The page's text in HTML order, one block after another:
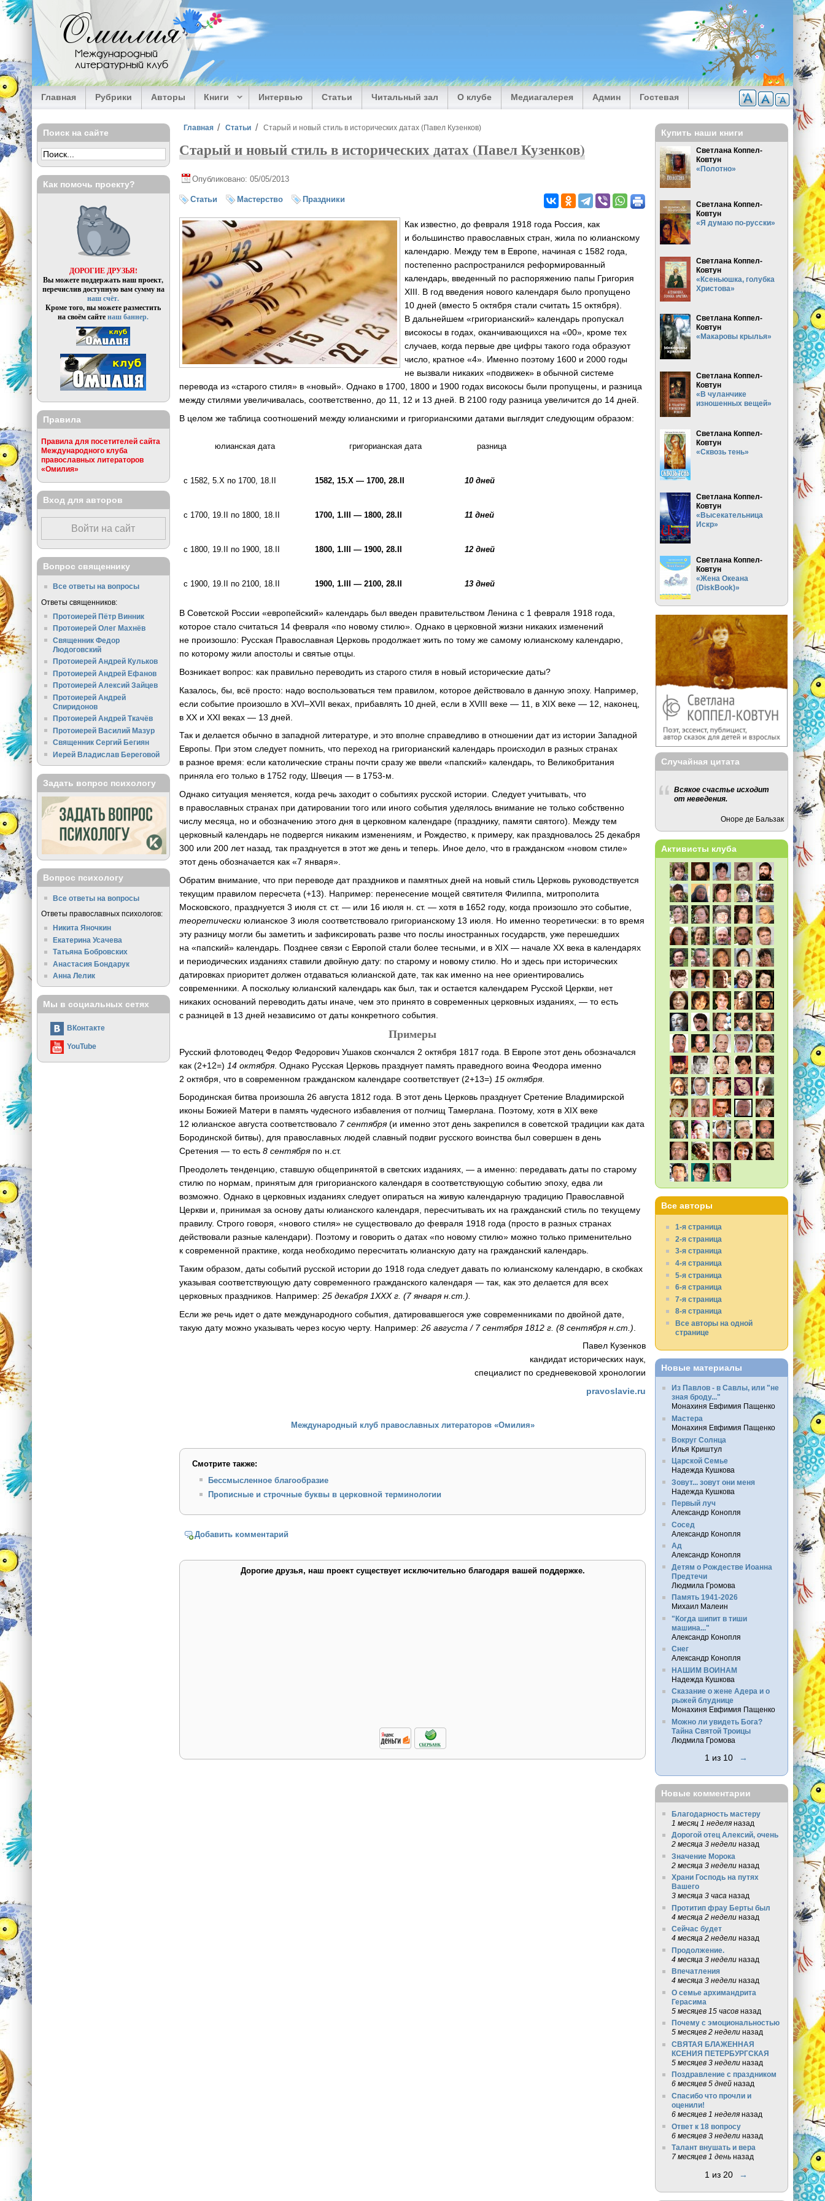
Перейти к основному содержанию
Омилия
Международный
литературный клуб
Главная Рубрики Авторы Книги Интервью Статьи Читальный зал О клубе Медиагалерея Админ Гостевая
Вы здесь
Главная Статьи Старый и новый стиль в исторических датах (Павел Кузенков)
Старый и новый стиль в исторических датах (Павел Кузенков)
Опубликовано: 05/05/2013
Статьи Мастерство Праздники
Как известно, до февраля 1918 года Россия, как
и большинство православных стран, жила по юлианскому
календарю. Между тем в Европе, начиная с 1582 года,
постепенно распространился реформированный
календарь, введенный по распоряжению папы Григория
XIII. В год введения нового календаря было пропущено
10 дней (вместо 5 октября стали считать 15 октября).
В дальнейшем «григорианский» календарь пропускал
високосы в годах, оканчивающихся на «00», кроме тех
случаев, когда первые две цифры такого года образуют
число, кратное «4». Именно поэтому 1600 и 2000 годы
не вызвали никаких «подвижек» в обычной системе
перевода из «старого стиля» в «новый». Однако в 1700, 1800 и 1900 годах високосы были пропущены, и разница
между стилями увеличивалась, соответственно, до 11, 12 и 13 дней. В 2100 году разница увеличится до 14 дней.
В целом же таблица соотношений между юлианскими и григорианскими датами выглядит следующим образом:
юлианская дата григорианская дата разница
с 1582, 5.X по 1700, 18.II 1582, 15.X — 1700, 28.II 10 дней
с 1700, 19.II по 1800, 18.II 1700, 1.III — 1800, 28.II 11 дней
с 1800, 19.II по 1900, 18.II 1800, 1.III — 1900, 28.II 12 дней
с 1900, 19.II по 2100, 18.II 1900, 1.III — 2100, 28.II 13 дней
В Советской России «европейский» календарь был введен правительством Ленина с 1 февраля 1918 года,
которое стало считаться 14 февраля «по новому стилю». Однако в церковной жизни никаких изменений
не произошло: Русская Православная Церковь продолжает жить по тому же самому юлианскому календарю,
по которому жили апостолы и святые отцы.
Возникает вопрос: как правильно переводить из старого стиля в новый исторические даты?
Казалось, бы, всё просто: надо воспользоваться тем правилом, которое действовало в данную эпоху. Например,
если событие произошло в XVI–XVII веках, прибавлять 10 дней, если в XVIII веке — 11, в XIX веке — 12, наконец,
в XX и XXI веках — 13 дней.
Так и делается обычно в западной литературе, и это вполне справедливо в отношении дат из истории Западной
Европы. При этом следует помнить, что переход на григорианский календарь происходил в разных странах
в разное время: если католические страны почти сразу же ввели «папский» календарь, то Великобритания
приняла его только в 1752 году, Швеция — в 1753-м.
Однако ситуация меняется, когда речь заходит о событиях русской истории. Следует учитывать, что
в православных странах при датировании того или иного события уделялось внимание не только собственно
числу месяца, но и обозначению этого дня в церковном календаре (празднику, памяти святого). Между тем
церковный календарь не подвергся никаким изменениям, и Рождество, к примеру, как праздновалось 25 декабря
300 или 200 лет назад, так празднуется в этот же день и теперь. Иное дело, что в гражданском «новом стиле»
этот день обозначается как «7 января».
Обратим внимание, что при переводе дат праздников и памятных дней на новый стиль Церковь руководствуется
текущим правилом пересчета (+13). Например: перенесение мощей святителя Филиппа, митрополита
Московского, празднуется 3 июля ст. ст. — или 16 июля н. ст. — хотя в 1652 году, когда произошло это событие,
теоретически юлианское 3 июля соответствовало григорианскому 13 июля. Но именно теоретически: в то время
эту разницу могли бы заметить и зафиксировать разве что послы иностранных государств, уже перешедших
на «папский» календарь. Позднее связи с Европой стали более тесными, и в XIX — начале XX века в календарях
и периодических изданиях ставили двойную дату: по старому и новому стилю. Но и здесь при исторических
датировках приоритет должен отдаваться юлианской дате, так как именно на нее ориентировались
современники. А поскольку юлианский календарь как был, так и остается календарем Русской Церкви, нет
никаких оснований переводить даты иначе, чем это принято в современных церковных изданиях, — то есть
с разницей в 13 дней независимо от даты конкретного события.
Примеры
Русский флотоводец Федор Федорович Ушаков скончался 2 октября 1817 года. В Европе этот день обозначался
как (2+12=) 14 октября. Однако Русская Церковь празднует память праведного воина Феодора именно
2 октября, что в современном гражданском календаре соответствует (2+13=) 15 октября.
Бородинская битва произошла 26 августа 1812 года. В этот день Церковь празднует Сретение Владимирской
иконы Божией Матери в память чудесного избавления от полчищ Тамерлана. Поэтому, хотя в XIX веке
12 юлианское августа соответствовало 7 сентября(и именно этот день закрепился в советской традиции как дата
Бородинской битвы), для православных людей славный подвиг русского воинства был совершен в день
Сретения — то есть8 сентябряпо н.ст.
Преодолеть тенденцию, ставшую общепринятой в светских изданиях, — а именно: передавать даты по старому
стилю по нормам, принятым для григорианского календаря в соответствующую событию эпоху, едва ли
возможно. Однако в церковных изданиях следует опираться на живую календарную традицию Православной
Церкви и, принимая за основу даты юлианского календаря, пересчитывать их на гражданский стиль по текущему
правилу. Строго говоря, «нового стиля» не существовало до февраля 1918 года (просто в разных странах
действовали разные календари). Поэтому и говорить о датах «по новому стилю» можно только применительно
к современной практике, когда необходимо пересчитать юлианскую дату на гражданский календарь.
Таким образом, даты событий русской истории до 1918 года следует давать по юлианскому календарю, в скобках
указывая соответствующую дату современного гражданского календаря — так, как это делается для всех
церковных праздников. Например:25 декабря 1XXX г. (7 января н.ст.).
Если же речь идет о дате международного события, датировавшегося уже современниками по двойной дате,
такую дату можно указывать через косую черту. Например:26 августа / 7 сентября 1812 г. (8 сентября н.ст.)
Павел Кузенков
кандидат исторических наук,
специалист по средневековой хронологии
pravoslavie.ru
Международный клуб православных литераторов «Омилия»
Смотрите также:
Бессмысленное благообразие
Прописные и строчные буквы в церковной терминологии
Добавить комментарий
Дорогие друзья, наш проект существует исключительно благодаря вашей поддержке.
Поиск на сайте
Как помочь проекту?
ДОРОГИЕ ДРУЗЬЯ!
Вы можете поддержать наш проект,
перечислив доступную вам сумму на
наш счёт.
Кроме того, вы можете разместить
на своём сайтенаш баннер.
Правила
Правила для посетителей сайта
Международного клуба
православных литераторов
«Омилия»
Вход для авторов
Войти на сайт
Вопрос священнику
Все ответы на вопросы
Ответы священников:
Протоиерей Пётр Винник
Протоиерей Олег Махнёв
Священник Федор
Людоговский
Протоиерей Андрей Кульков
Протоиерей Андрей Ефанов
Протоиерей Алексий Зайцев
Протоиерей Андрей
Спиридонов
Протоиерей Андрей Ткачёв
Протоиерей Василий Мазур
Священник Сергий Бегиян
Иерей Владислав Береговой
Задать вопрос психологу
Вопрос психологу
Все ответы на вопросы
Ответы православных психологов:
Никита Яночкин
Екатерина Усачева
Татьяна Бобровских
Анастасия Бондарук
Анна Лелик
Мы в социальных сетях
ВКонтакте
YouTube
Купить наши книги
Светлана Коппел-
Ковтун
«Полотно»
Светлана Коппел-
Ковтун
«Я думаю по-русски»
Светлана Коппел-
Ковтун
«Ксеньюшка, голубка
Христова»
Светлана Коппел-
Ковтун
«Макаровы крылья»
Светлана Коппел-
Ковтун
«В чуланчике
изношенных вещей»
Светлана Коппел-
Ковтун
«Сквозь тень»
Светлана Коппел-
Ковтун
«Высекательница
Искр»
Светлана Коппел-
Ковтун
«Жена Океана
(DiskBook)»
Случайная цитата
Всякое счастье исходит
от неведения.
Оноре де Бальзак
Активисты клуба
Все авторы
1-я страница
2-я страница
3-я страница
4-я страница
5-я страница
6-я страница
7-я страница
8-я страница
Все авторы на одной
странице
Новые материалы
Из Павлов - в Савлы, или "не
зная броду..."
Монахиня Евфимия Пащенко
Мастера
Монахиня Евфимия Пащенко
Вокруг Солнца
Илья Криштул
Царской Семье
Надежда Кушкова
Зовут... зовут они меня
Надежда Кушкова
Первый луч
Александр Конопля
Сосед
Александр Конопля
Ад
Александр Конопля
Детям о Рождестве Иоанна
Предтечи
Людмила Громова
Память 1941-2026
Михаил Малеин
"Когда шипит в тиши
машина..."
Александр Конопля
Снег
Александр Конопля
НАШИМ ВОИНАМ
Надежда Кушкова
Сказание о жене Адера и о
рыжей блуднице
Монахиня Евфимия Пащенко
Можно ли увидеть Бога?
Тайна Святой Троицы
Людмила Громова
1 из 10 →
Новые комментарии
Благодарность мастеру
1 месяц 1 неделяназад
Дорогой отец Алексий, очень
2 месяца 3 неделиназад
Значение Морока
2 месяца 3 неделиназад
Храни Господь на путях
Вашего
3 месяца 3 часа назад
Протитип фрау Берты был
4 месяца 2 неделиназад
Сейчас будет
4 месяца 2 неделиназад
Продолжение.
4 месяца 3 неделиназад
Впечатления
4 месяца 3 неделиназад
О семье архимандрита
Герасима
5 месяцев 15 часовназад
Почему с эмоциональностью
5 месяцев 2 неделиназад
СВЯТАЯ БЛАЖЕННАЯ
КСЕНИЯ ПЕТЕРБУРГСКАЯ
5 месяцев 3 неделиназад
Поздравление с праздником
6 месяцев 5 днейназад
Спасибо что прочли и
оценили!
6 месяцев 1 неделяназад
Ответ к 18 вопросу
6 месяцев 3 неделиназад
Талант внушать и вера
7 месяцев 1 деньназад
1 из 20 →